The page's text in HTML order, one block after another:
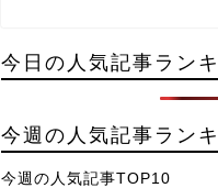
今日の人気記事ラン
今週の人気記事ラン
今週の人気記事TOP10